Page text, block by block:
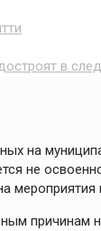
в
на
не
причинам